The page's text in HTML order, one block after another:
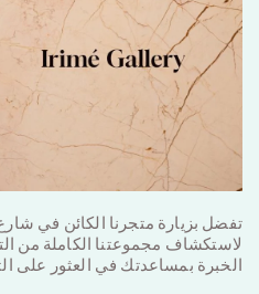
لاستكشاف مجموعتنا الكاملة من
الخبرة بمساعدتك في العثور على